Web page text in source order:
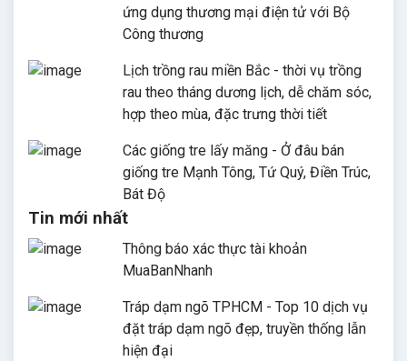
ứng dụng thương mại điện tử với Bộ
Công thương
Lịch trồng rau miền Bắc - thời vụ trồng
rau theo tháng dương lịch, dễ chăm sóc,
hợp theo mùa, đặc trưng thời tiết
Các giống tre lấy măng - Ở đâu bán
giống tre Mạnh Tông, Tứ Quý, Điền Trúc,
Bát Độ
Tin mới nhất
Thông báo xác thực tài khoản
MuaBanNhanh
Tráp dạm ngõ TPHCM - Top 10 dịch vụ
đặt tráp dạm ngõ đẹp, truyền thống lẫn
hiện đại